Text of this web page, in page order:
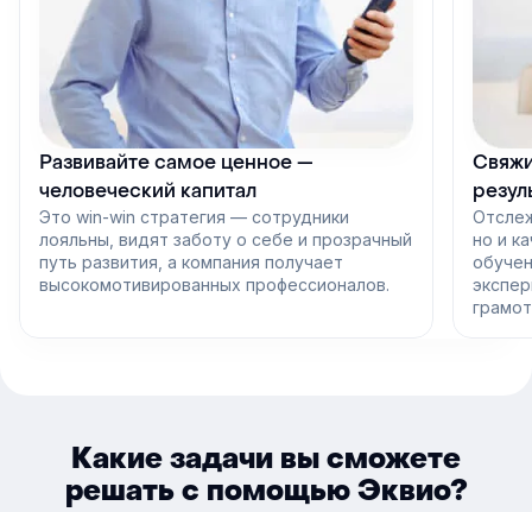
Развивайте самое ценное —
человеческий капитал
Это win-win стратегия — сотрудники
лояльны, видят заботу о себе и прозрачный
путь развития, а компания получает
высокомотивированных профессионалов.
но и
Какие задачи вы сможете
решать с помощью Эквио?